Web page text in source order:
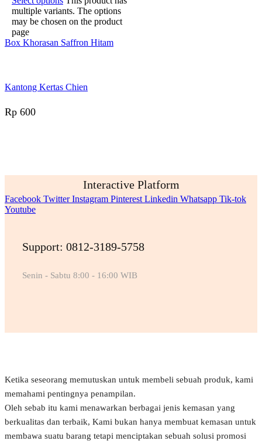
multiple variants. The options
may be chosen on the product
page
Box Khorasan Saffron Hitam
Kantong Kertas Chien
Rp 600
Interactive Platform
Facebook Twitter Instagram Pinterest Linkedin Whatsapp Tik-tok
Youtube
Support: 0812-3189-5758
Senin - Sabtu 8:00 - 16:00 WIB
Ketika seseorang memutuskan untuk membeli sebuah produk, kami
memahami pentingnya penampilan.
Oleh sebab itu kami menawarkan berbagai jenis kemasan yang
berkualitas dan terbaik, Kami bukan hanya membuat kemasan untuk
membawa suatu barang tetapi menciptakan sebuah solusi promosi